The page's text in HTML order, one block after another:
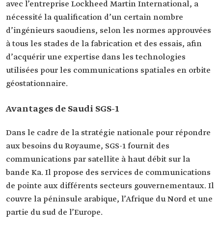
avec l’entreprise Lockheed Martin International, a
nécessité la qualification d’un certain nombre
d’ingénieurs saoudiens, selon les normes approuvées
à tous les stades de la fabrication et des essais, afin
d’acquérir une expertise dans les technologies
utilisées pour les communications spatiales en orbite
géostationnaire.
Avantages de Saudi SGS-1
Dans le cadre de la stratégie nationale pour répondre
aux besoins du Royaume, SGS-1 fournit des
communications par satellite à haut débit sur la
bande Ka. Il propose des services de communications
de pointe aux différents secteurs gouvernementaux. Il
couvre la péninsule arabique, l’Afrique du Nord et une
partie du sud de l’Europe.